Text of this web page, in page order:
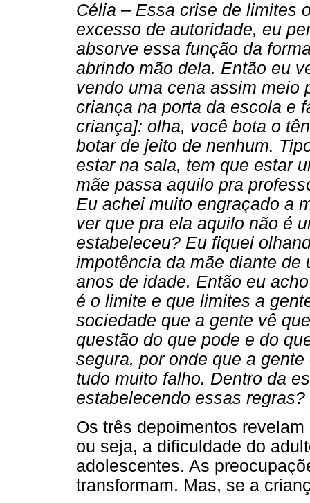
Célia – Essa crise de limites
excesso de autoridade, eu
absorve essa função da
abrindo mão dela. Então eu
vendo uma cena assim meio
criança na porta da escola e
criança]: olha, você bota o
botar de jeito de nenhum.
estar na sala, tem que estar
mãe passa aquilo pra
Eu achei muito engraçado a
ver que pra ela aquilo não é
estabeleceu? Eu fiquei
impotência da mãe diante de
anos de idade. Então eu
é o limite e que limites a
sociedade que a gente vê
questão do que pode e do
segura, por onde que a
tudo muito falho. Dentro da
estabelecendo essas
Os três depoimentos
ou seja, a dificuldade do
adolescentes. As
transformam. Mas, se a